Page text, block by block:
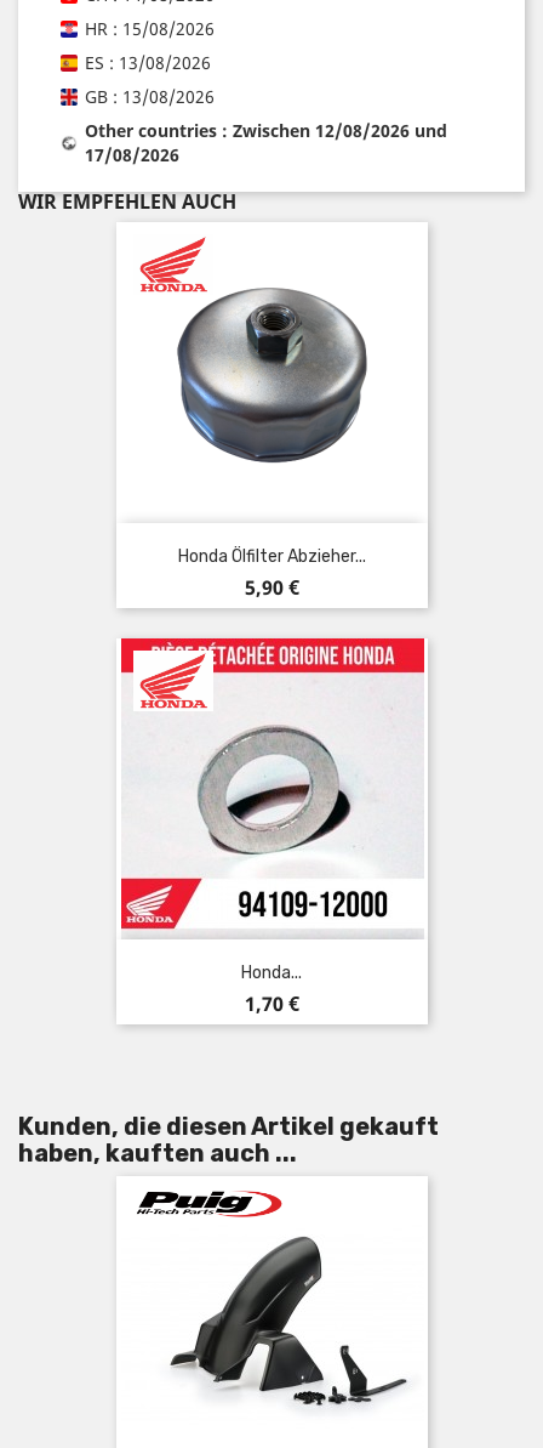
HR : 15/08/2026
ES : 13/08/2026
GB : 13/08/2026
Other countries : Zwischen 12/08/2026 und
17/08/2026
WIR EMPFEHLEN AUCH
Honda Ölfilter Abzieher...
Preis
5,90 €
Honda...
Preis
1,70 €
Kunden, die diesen Artikel gekauft
haben, kauften auch ...